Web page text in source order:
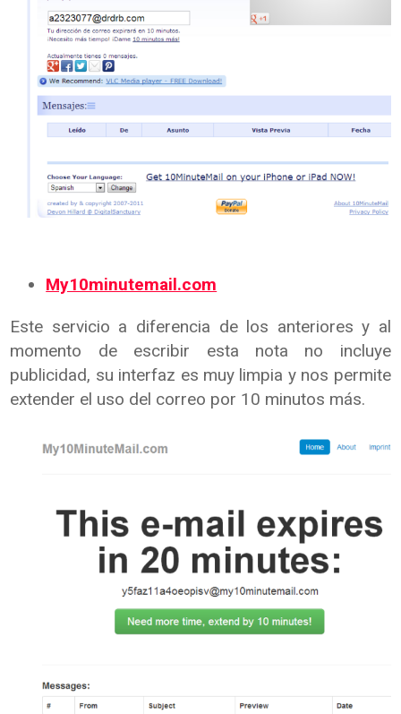
My10minutemail.com
Este servicio a diferencia de los anteriores y al
momento de escribir esta nota no incluye
publicidad, su interfaz es muy limpia y nos permite
extender el uso del correo por 10 minutos más.